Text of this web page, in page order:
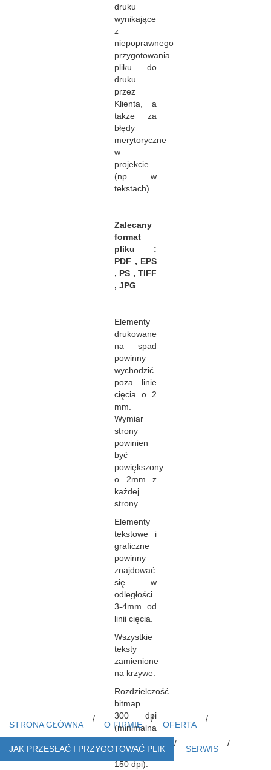
druku
wynikające
z
niepoprawnego
przygotowania
pliku do
druku
przez
Klienta, a
także za
błędy
merytoryczne
w
projekcie
(np. w
tekstach).
Zalecany
format
pliku :
PDF , EPS
, PS , TIFF
, JPG
Elementy
drukowane
na spad
powinny
wychodzić
poza linie
cięcia o 2
mm.
Wymiar
strony
powinien
być
powiększony
o 2mm z
każdej
strony.
Elementy
tekstowe i
graficzne
powinny
znajdować
się w
odległości
3-4mm od
linii cięcia.
Wszystkie
teksty
zamienione
na krzywe.
Rozdzielczość
bitmap
300 dpi
(minimalna
akceptowana
rozdzielczość
150 dpi).
STRONA GŁÓWNA
/
O FIRMIE
/
OFERTA
/
JAK PRZESŁAĆ I PRZYGOTOWAĆ PLIK
/
SERWIS
/